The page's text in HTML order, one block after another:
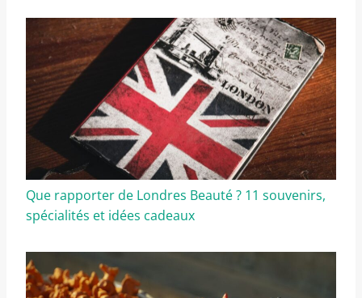
Que rapporter de Londres Beauté ? 11 souvenirs,
spécialités et idées cadeaux